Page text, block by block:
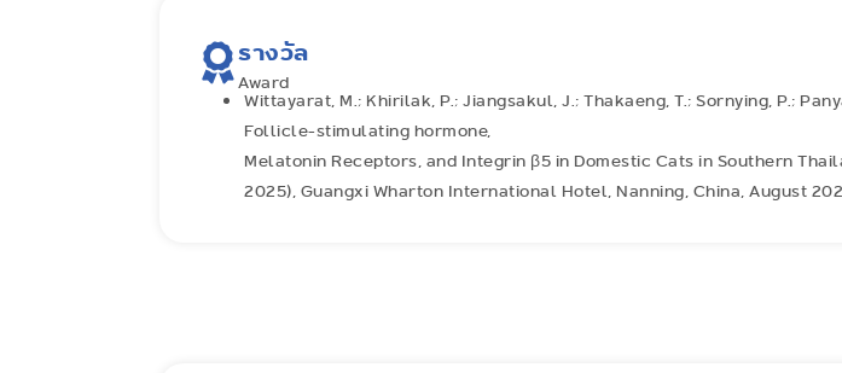
รางวัล
Award
Wittayarat, M.; Khirilak, P.; Jiangsakul, J.; Thakaeng, T.; Sornying, P.;
Follicle-stimulating hormone,
Melatonin Receptors, and Integrin β5 in Domestic Cats in Southern
2025), Guangxi Wharton International Hotel, Nanning, China, August